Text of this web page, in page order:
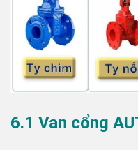
6.1 Van cổng